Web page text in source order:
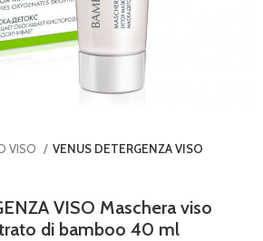
VISO VENUS DETERGENZA VISO
VISO Maschera viso
di bamboo 40 ml